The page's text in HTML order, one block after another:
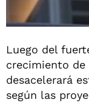
Luego del
crecimiento de
desacelerará
según las